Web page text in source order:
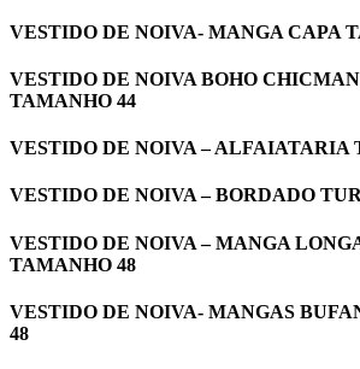
VESTIDO DE NOIVA- MANGA CAPA
VESTIDO DE NOIVA BOHO
TAMANHO 44
VESTIDO DE NOIVA – ALFAIATARIA
VESTIDO DE NOIVA – BORDADO
VESTIDO DE NOIVA – MANGA
TAMANHO 48
VESTIDO DE NOIVA- MANGAS
48